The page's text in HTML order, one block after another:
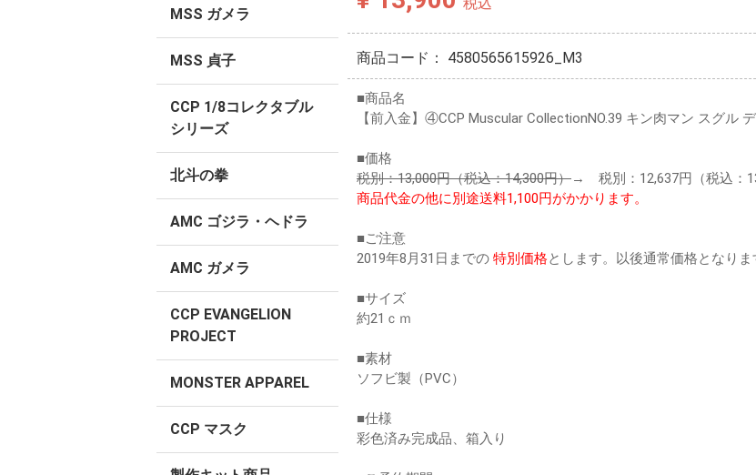
商品コード： 4580565615926_M3
■商品名
【前入金】④CCP Muscular CollectionNO.39 キン肉マン スグル
■価格
税別：13,000円（税込：14,300円）→ 税別：12,637円（税込：
商品代金の他に別途送料1,100円がかかります。
■ご注意
2019年8月31日までの 特別価格とします。以後通常価格となりま
■サイズ
約21ｃｍ
■素材
ソフビ製（PVC）
■仕様
彩色済み完成品、箱入り
MSS ガメラ
MSS 貞子
CCP 1/8コレクタブル
シリーズ
北斗の拳
AMC ゴジラ・ヘドラ
AMC ガメラ
CCP EVANGELION
PROJECT
MONSTER APPAREL
CCP マスク